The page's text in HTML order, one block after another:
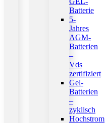
Batterie
5-
Jahres
AGM-
Batterien
–
Vds
zertifiziert
Gel-
Batterien
–
zyklisch
Hochstrom